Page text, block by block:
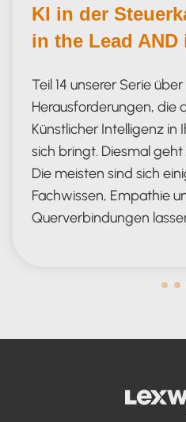
KI in der
in the Lead
Teil 14 unserer Serie
Herausforderungen, die
Künstlicher Intelligenz in
sich bringt. Diesmal
Die meisten sind sich
Fachwissen, Empathie
Querverbindungen